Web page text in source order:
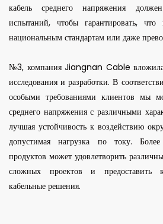
кабель среднего напряжения
испытаний, чтобы гарантировать, что
национальным стандартам или даже
№3, компания Jiangnan Cable вложила
исследования и разработки. В
особыми требованиями клиентов мы
среднего напряжения с различными
лучшая устойчивость к воздействию
допустимая нагрузка по току.
продуктов может удовлетворить
сложных проектов и предоставить
кабельные решения.